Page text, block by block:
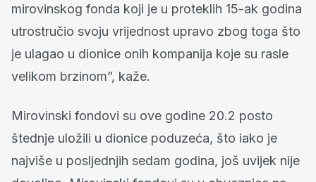
mirovinskog fonda koji je u proteklih 15-ak godina
utrostručio svoju vrijednost upravo zbog toga što
je ulagao u dionice onih kompanija koje su rasle
velikom brzinom”, kaže.
Mirovinski fondovi su ove godine 20.2 posto
štednje uložili u dionice poduzeća, što iako je
najviše u posljednjih sedam godina, još uvijek nije